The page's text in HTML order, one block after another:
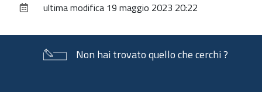
documentoultima modifica 19 maggio 2023 20:22
Non hai trovato quello che cerchi ?